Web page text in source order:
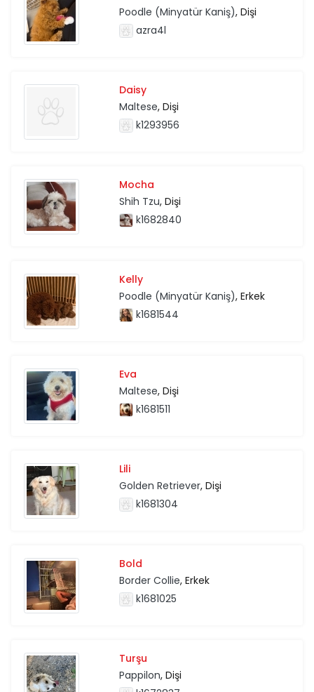
Poodle (Minyatür Kaniş), Dişi
azra4l
Daisy
Maltese, Dişi
k1293956
Mocha
Shih Tzu, Dişi
k1682840
Kelly
Poodle (Minyatür Kaniş), Erkek
k1681544
Eva
Maltese, Dişi
k1681511
Lili
Golden Retriever, Dişi
k1681304
Bold
Border Collie, Erkek
k1681025
Turşu
Pappilon, Dişi